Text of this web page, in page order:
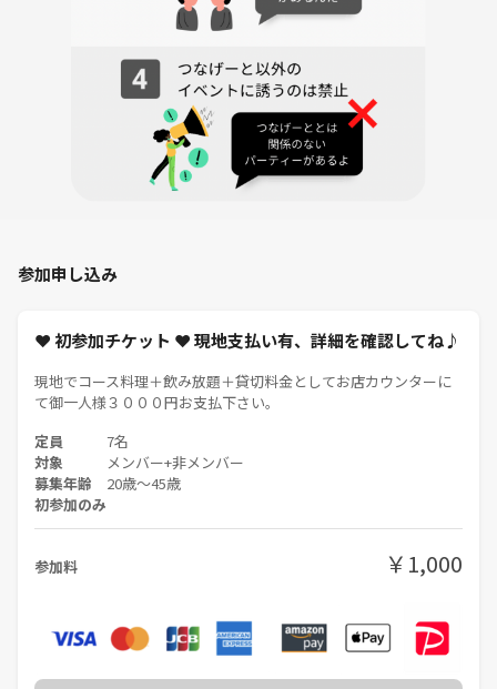
参加申し込み
❤ 初参加チケット ❤ 現地支払い有、詳細を確認してね♪
現地でコース料理＋飲み放題＋貸切料金としてお店カウンターに
て御一人様３０００円お支払下さい。
定員 7名
対象 メンバー+非メンバー
募集年齢 20歳〜45歳
初参加のみ
参加料 ￥1,000